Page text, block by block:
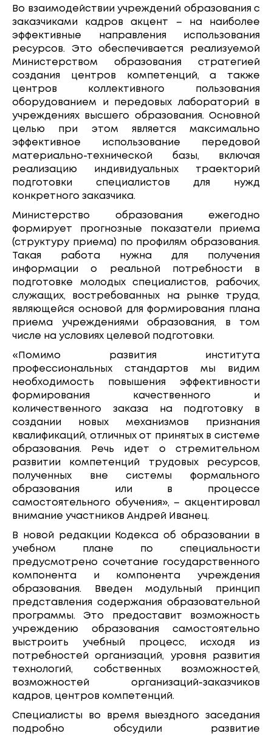
Во взаимодействии учреждений образования с
заказчиками кадров акцент – на наиболее
эффективные направления использования
ресурсов. Это обеспечивается реализуемой
Министерством образования стратегией
создания центров компетенций, а также
центров коллективного пользования
оборудованием и передовых лабораторий в
учреждениях высшего образования. Основной
целью при этом является максимально
эффективное использование передовой
материально-технической базы, включая
реализацию индивидуальных траекторий
подготовки специалистов для нужд
конкретного заказчика.
Министерство образования ежегодно
формирует прогнозные показатели приема
(структуру приема) по профилям образования.
Такая работа нужна для получения
информации о реальной потребности в
подготовке молодых специалистов, рабочих,
служащих, востребованных на рынке труда,
являющейся основой для формирования плана
приема учреждениями образования, в том
числе на условиях целевой подготовки.
«Помимо развития института
профессиональных стандартов мы видим
необходимость повышения эффективности
формирования качественного и
количественного заказа на подготовку в
создании новых механизмов признания
квалификаций, отличных от принятых в системе
образования. Речь идет о стремительном
развитии компетенций трудовых ресурсов,
полученных вне системы формального
образования или в процессе
самостоятельного обучения», – акцентировал
внимание участников Андрей Иванец.
В новой редакции Кодекса об образовании в
учебном плане по специальности
предусмотрено сочетание государственного
компонента и компонента учреждения
образования. Введен модульный принцип
представления содержания образовательной
программы. Это предоставит возможность
учреждению образования самостоятельно
выстроить учебный процесс, исходя из
потребностей организаций, уровня развития
технологий, собственных возможностей,
возможностей организаций-заказчиков
кадров, центров компетенций.
Специалисты во время выездного заседания
подробно обсудили развитие